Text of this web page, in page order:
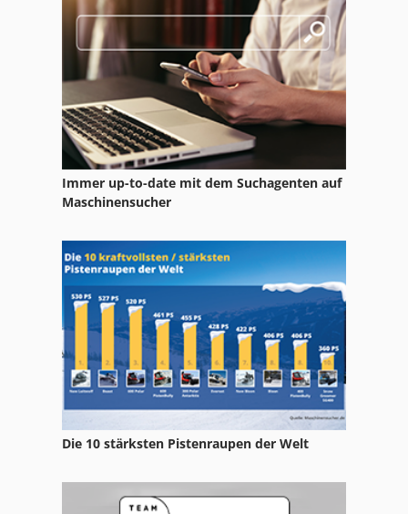
Immer up-to-date mit dem Suchagenten auf
Maschinensucher
Die 10 stärksten Pistenraupen der Welt